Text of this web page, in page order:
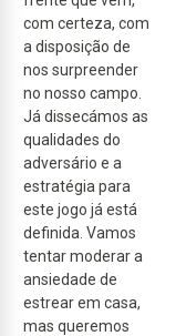
com certeza, com
a disposição de
nos surpreender
no nosso campo.
Já dissecámos as
qualidades do
adversário e a
estratégia para
este jogo já está
definida. Vamos
tentar moderar a
ansiedade de
estrear em casa,
mas queremos